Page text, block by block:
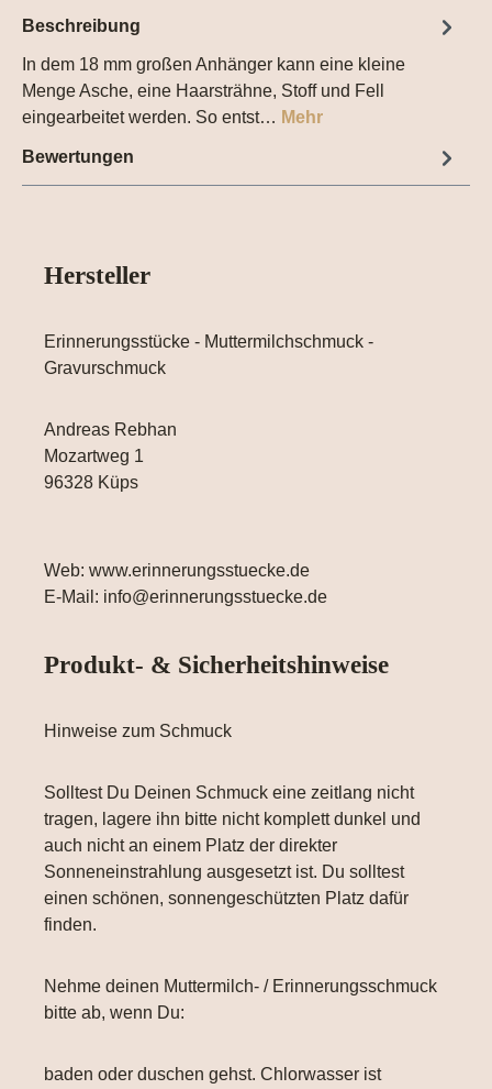
Beschreibung
In dem 18 mm großen Anhänger kann eine kleine
Menge Asche, eine Haarsträhne, Stoff und Fell
eingearbeitet werden. So entst… Mehr
Bewertungen
Hersteller
Erinnerungsstücke - Muttermilchschmuck -
Gravurschmuck
Andreas Rebhan
Mozartweg 1
96328 Küps
Web: www.erinnerungsstuecke.de
E-Mail: info@erinnerungsstuecke.de
Produkt- & Sicherheitshinweise
Hinweise zum Schmuck
Solltest Du Deinen Schmuck eine zeitlang nicht
tragen, lagere ihn bitte nicht komplett dunkel und
auch nicht an einem Platz der direkter
Sonneneinstrahlung ausgesetzt ist. Du solltest
einen schönen, sonnengeschützten Platz dafür
finden.
Nehme deinen Muttermilch- / Erinnerungsschmuck
bitte ab, wenn Du:
baden oder duschen gehst. Chlorwasser ist